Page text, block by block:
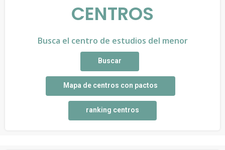
CENTROS
Busca el centro de estudios del menor
Buscar
Mapa de centros con pactos
ranking centros